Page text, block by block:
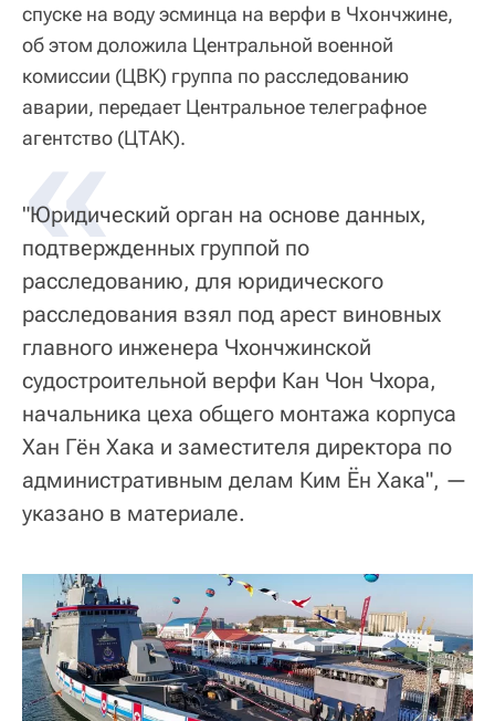
спуске на воду эсминца на верфи в Чхончжине,
об этом доложила Центральной военной
комиссии (ЦВК) группа по расследованию
аварии, передает Центральное телеграфное
агентство (ЦТАК).
«
"Юридический орган на основе данных,
подтвержденных группой по
расследованию, для юридического
расследования взял под арест виновных
главного инженера Чхончжинской
судостроительной верфи Кан Чон Чхора,
начальника цеха общего монтажа корпуса
Хан Гён Хака и заместителя директора по
административным делам Ким Ён Хака", —
указано в материале.